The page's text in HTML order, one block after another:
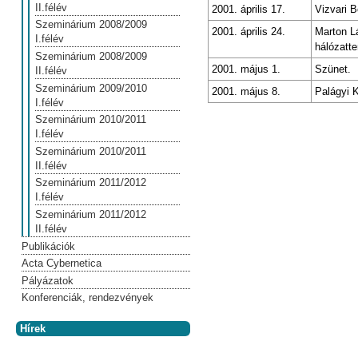
2001. április 17.
Vizvari
2001. április 24.
Marton
2001. május 1.
Szünet.
2001. május 8.
Palágyi
II.félév
Szeminárium 2008/2009
I.félév
Szeminárium 2008/2009
II.félév
Szeminárium 2009/2010
I.félév
Szeminárium 2010/2011
I.félév
Szeminárium 2010/2011
II.félév
Szeminárium 2011/2012
I.félév
Szeminárium 2011/2012
II.félév
Publikációk
Acta Cybernetica
Pályázatok
Konferenciák, rendezvények
Hírek